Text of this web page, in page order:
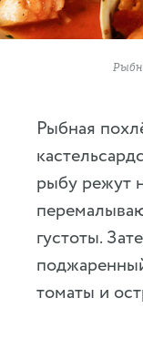
Рыбная
рыбу режут
густоты.
томаты и